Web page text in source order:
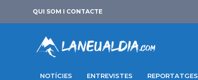
QUI SOM I CONTACTE
NOTÍCIES ENTREVISTES REPORTATGES